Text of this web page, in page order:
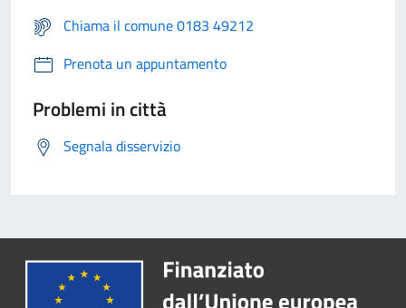
Chiama il comune 0183 49212
Prenota un appuntamento
Problemi in città
Segnala disservizio